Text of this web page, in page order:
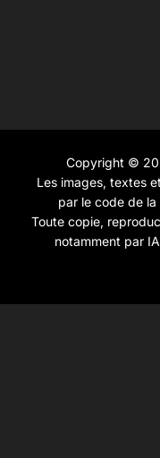
Copyright ©
Les images, textes
par le code de
Toute copie,
notamment par